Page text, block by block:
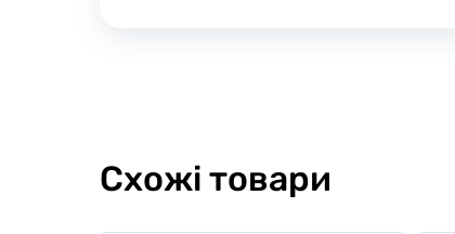
Схожі товари